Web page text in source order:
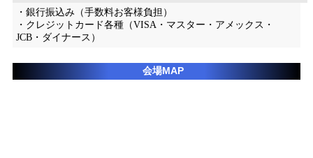
・銀行振込み（手数料お客様負担）
・クレジットカード各種（VISA・マスター・アメックス・
JCB・ダイナース）
会場MAP